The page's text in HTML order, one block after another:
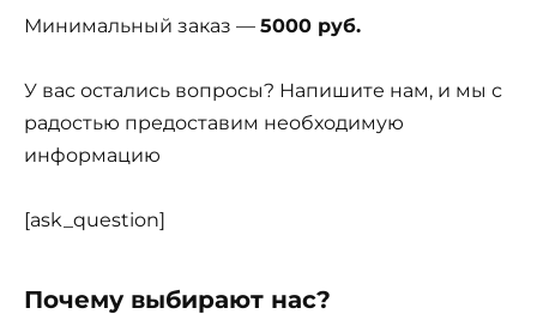
Минимальный заказ — 5000 руб.
У вас остались вопросы? Напишите нам, и мы с
радостью предоставим необходимую
информацию
[ask_question]
Почему выбирают нас?